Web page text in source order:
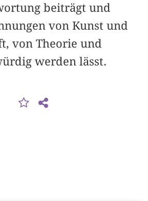
beiträgt und
von Kunst und
von Theorie und
werden lässt.